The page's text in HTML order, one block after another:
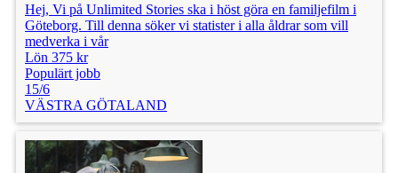
Hej, Vi på Unlimited Stories ska i höst göra en familjefilm i
Göteborg. Till denna söker vi statister i alla åldrar som vill
medverka i vår
Lön 375 kr
Populärt jobb
15/6
VÄSTRA GÖTALAND